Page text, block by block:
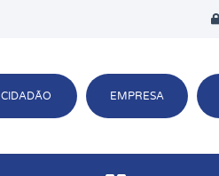
CIDADÃO EMPRESA